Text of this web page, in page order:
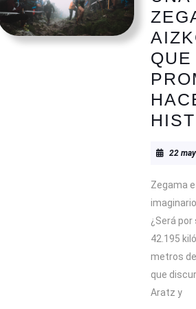
QUE
22
Zegama
¿Será
42.195
metros
que
Aratz y